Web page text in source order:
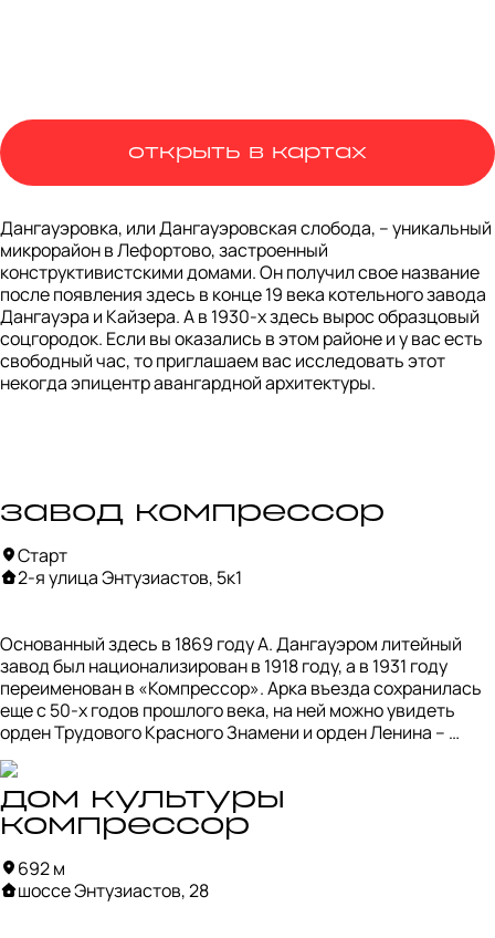
Дангауэровка, или Дангауэровская слобода, – уникальный
микрорайон в Лефортово, застроенный
конструктивистскими домами. Он получил свое название
после появления здесь в конце 19 века котельного завода
Дангауэра и Кайзера. А в 1930-х здесь вырос образцовый
соцгородок. Если вы оказались в этом районе и у вас есть
свободный час, то приглашаем вас исследовать этот
некогда эпицентр авангардной архитектуры.
завод компрессор
Старт
2-я улица Энтузиастов, 5к1
Основанный здесь в 1869 году А. Дангауэром литейный
завод был национализирован в 1918 году, а в 1931 году
переименован в «Компрессор». Арка въезда сохранилась
еще с 50-х годов прошлого века, на ней можно увидеть
орден Трудового Красного Знамени и орден Ленина –
награды завода. «Компрессор» выпускал холодильное
оборудование, а в годы войны – артиллерийские установки
«Катюша» и боеприпасы. В настоящее время
производства на территории нет, постройки занимают
офисы и склады. Попасть на территорию может быть
непросто, главное, придумать, зачем вам именно туда
нужно🙃
дом культуры
компрессор
692 м
шоссе Энтузиастов, 28
открыть в картах